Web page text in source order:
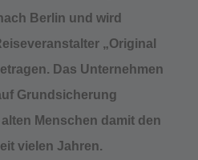
Berlin und wird
„Original
Das Unternehmen
Grundsicherung
Menschen damit den
vielen Jahren.